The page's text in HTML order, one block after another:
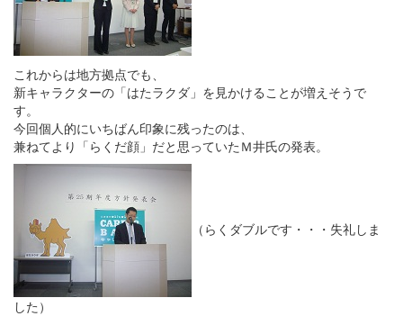
これからは地方拠点でも、
新キャラクターの「はたラクダ」を見かけることが増えそうで
す。
今回個人的にいちばん印象に残ったのは、
兼ねてより「らくだ顔」だと思っていたＭ井氏の発表。
（らくダブルです・・・失礼しま
した）